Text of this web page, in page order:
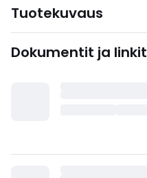
Tuotekuvaus
Dokumentit ja linkit